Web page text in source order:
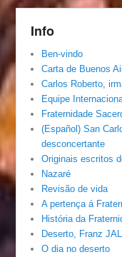
Info
Ben-vindo
Carta de Buenos
Carlos Roberto,
Equipe
Fraternidade
(Español) San
desconcertante
Originais escritos
Nazaré
Revisão de vida
A pertença á
História da
Deserto, Franz
O dia no deserto